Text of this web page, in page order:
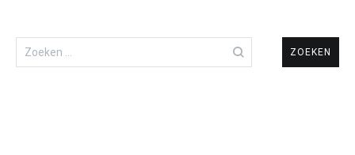
Zoeken
naar: